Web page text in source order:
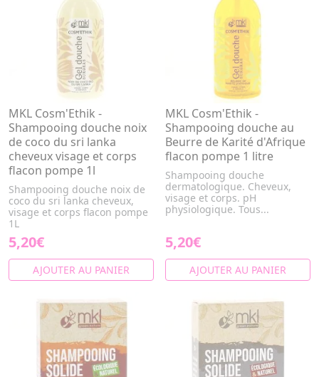
MKL Cosm'Ethik -
Shampooing douche noix
de coco du sri lanka
cheveux visage et corps
flacon pompe 1l
Shampooing douche noix de
coco du sri lanka cheveux,
visage et corps flacon pompe
1L
5,20€
AJOUTER AU PANIER
MKL Cosm'Ethik -
Shampooing douche au
Beurre de Karité d'Afrique
flacon pompe 1 litre
Shampooing douche
dermatologique. Cheveux,
visage et corps. pH
physiologique. Tous...
5,20€
AJOUTER AU PANIER